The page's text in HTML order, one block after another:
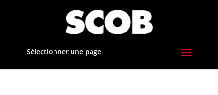
Sélectionner une page